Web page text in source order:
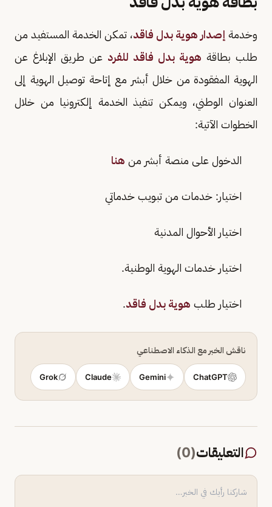
وخدمة إصدار هوية بدل فاقد، تمكن الخدمة المستفيد من
طلب بطاقة هوية بدل فاقد للفرد عن طريق الإبلاغ عن
الهوية المفقودة من خلال أبشر مع إتاحة توصيل الهوية إلى
العنوان الوطني، ويمكن تنفيذ الخدمة إلكترونيا من خلال
الخطوات الآتية:
الدخول على منصة أبشر من هنا
اختيار: خدمات من تبويب خدماتي
اختیار الأحوال المدنية
اختيار خدمات الهوية الوطنية.
اختیار طلب هوية بدل فاقد.
ناقش الخبر مع الذكاء الاصطناعي
ChatGPT
Gemini
Claude
Grok
التعليقات(
0
)